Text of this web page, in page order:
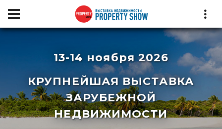
13-14 ноября 2026
КРУПНЕЙШАЯ ВЫСТАВКА
ЗАРУБЕЖНОЙ
НЕДВИЖИМОСТИ